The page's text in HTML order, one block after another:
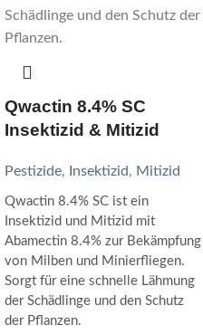
Qwactin 8.4% SC
Insektizid & Mitizid
Pestizide, Insektizid, Mitizid
Qwactin 8.4% SC ist ein
Insektizid und Mitizid mit
Abamectin 8.4% zur Bekämpfung
von Milben und Minierfliegen.
Sorgt für eine schnelle Lähmung
der Schädlinge und den Schutz
der Pflanzen.